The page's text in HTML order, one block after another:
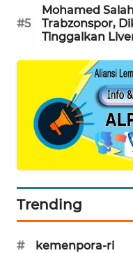
#5
Mohamed
Trabzonspor,
Tinggalkan
Trending
#
kemenpora-ri
NET
PLN
WATCH
MKLI
LPKKI
LKKI
KOPEKLIN
PORTAL